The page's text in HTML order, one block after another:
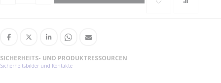
SICHERHEITS- UND PRODUKTRESSOURCEN
Sicherheitsbilder und Kontakte